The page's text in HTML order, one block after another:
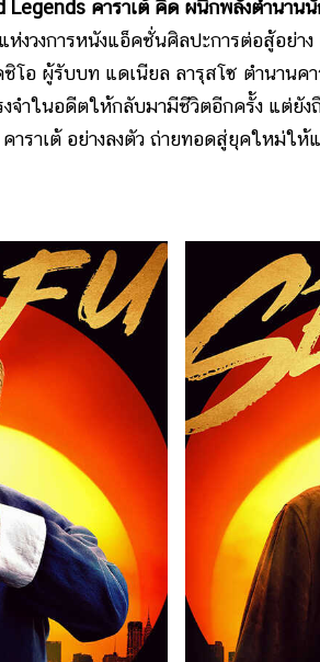
Legends คาราเต้ คิด ผนึกพลังตำนาน
งวงการหนังแอ็คชั่นศิลปะการต่อสู้อย่า
โอ ผู้รับบท แดเนียล ลารุสโซ ตำนานค
จำในอดีตให้กลับมามีชีวิตอีกครั้ง แต่ยัง
คาราเต้ อย่างลงตัว ถ่ายทอดสู่ยุคใหม่